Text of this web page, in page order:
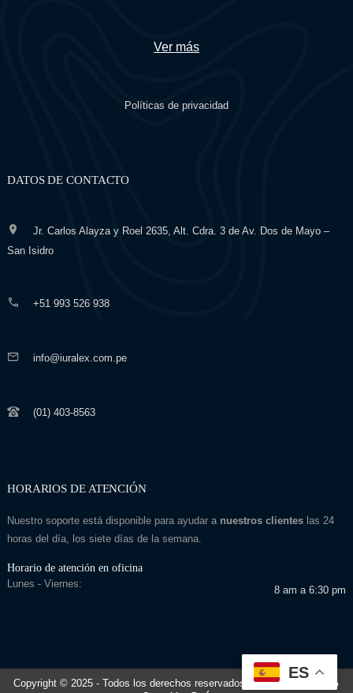
Ver más
Políticas de privacidad
DATOS DE CONTACTO
Jr. Carlos Alayza y Roel 2635, Alt. Cdra. 3 de Av. Dos de Mayo –
San Isidro
+51 993 526 938
info@iuralex.com.pe
(01) 403-8563
HORARIOS DE ATENCIÓN
Nuestro soporte está disponible para ayudar a nuestros clienteslas 24
horas del día, los siete días de la semana.
Horario de atención en oficina
Lunes - Viernes:
8 am a 6:30 pm
Copyright © 2025- Todos los derechos reservados
Desarrollado por: Seo
ES